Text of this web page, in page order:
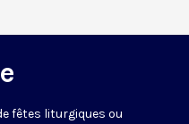
fêtes liturgiques ou